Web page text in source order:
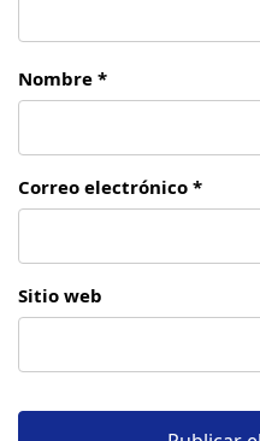
Nombre *
Correo electrónico *
Sitio web